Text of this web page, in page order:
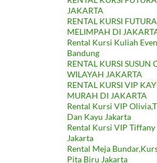
JAKARTA
RENTAL KURSI
MELIMPAH DI
Rental Kursi Kuliah
Bandung
RENTAL KURSI
WILAYAH JAKARTA
RENTAL KURSI VIP
MURAH DI JAKARTA
Rental Kursi VIP
Dan Kayu Jakarta
Rental Kursi VIP
Jakarta
Rental Meja
Pita Biru Jakarta